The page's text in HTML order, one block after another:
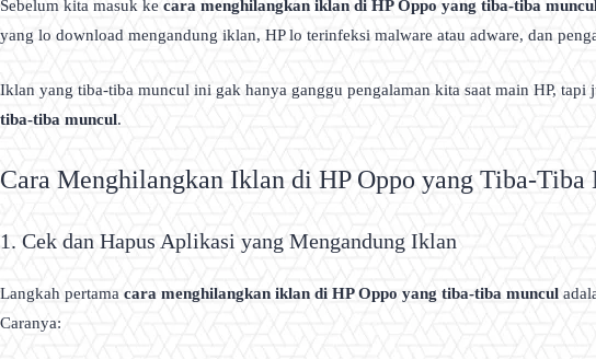
Sebelum kita masuk ke cara menghilangkan iklan di HP Oppo yang tiba-tiba
yang lo download mengandung iklan, HP lo terinfeksi malware atau adware, dan
Iklan yang tiba-tiba muncul ini gak hanya ganggu pengalaman kita saat main HP,
tiba-tiba muncul.
Cara Menghilangkan Iklan di HP Oppo yang Tiba-Tiba
1. Cek dan Hapus Aplikasi yang Mengandung Iklan
Langkah pertama cara menghilangkan iklan di HP Oppo yang tiba-tiba muncul
Caranya: